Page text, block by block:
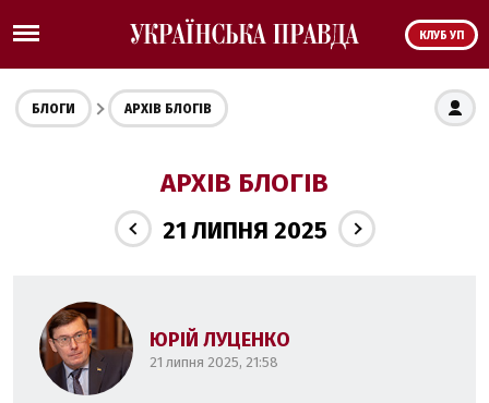
КЛУБ УП
БЛОГИ АРХІВ БЛОГІВ
АРХІВ БЛОГІВ
21 ЛИПНЯ 2025
ЮРІЙ ЛУЦЕНКО
21 липня 2025, 21:58